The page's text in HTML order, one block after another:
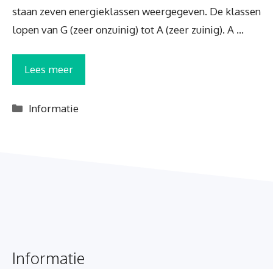
staan zeven energieklassen weergegeven. De klassen
lopen van G (zeer onzuinig) tot A (zeer zuinig). A …
Lees meer
Categorieën
Informatie
Informatie